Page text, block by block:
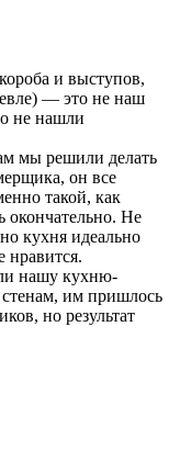
и выступов,
— это не наш
не нашли
мы решили делать
он все
такой, как
окончательно. Не
кухня идеально
нравится.
нашу кухню-
им пришлось
но результат